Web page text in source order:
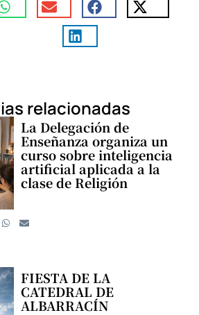
relacionadas
La Delegación de
Enseñanza organiza un
curso sobre inteligencia
artificial aplicada a la
clase de Religión
FIESTA DE LA
CATEDRAL DE
ALBARRACÍN